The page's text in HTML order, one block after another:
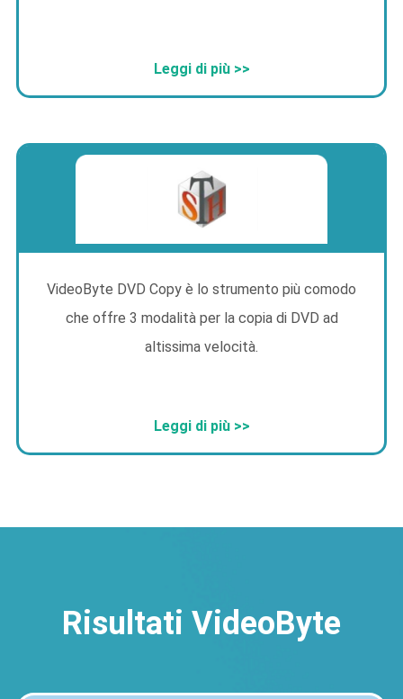
Leggi di più >>
VideoByte DVD Copy è lo strumento più comodo
che offre 3 modalità per la copia di DVD ad
altissima velocità.
Leggi di più >>
Risultati VideoByte